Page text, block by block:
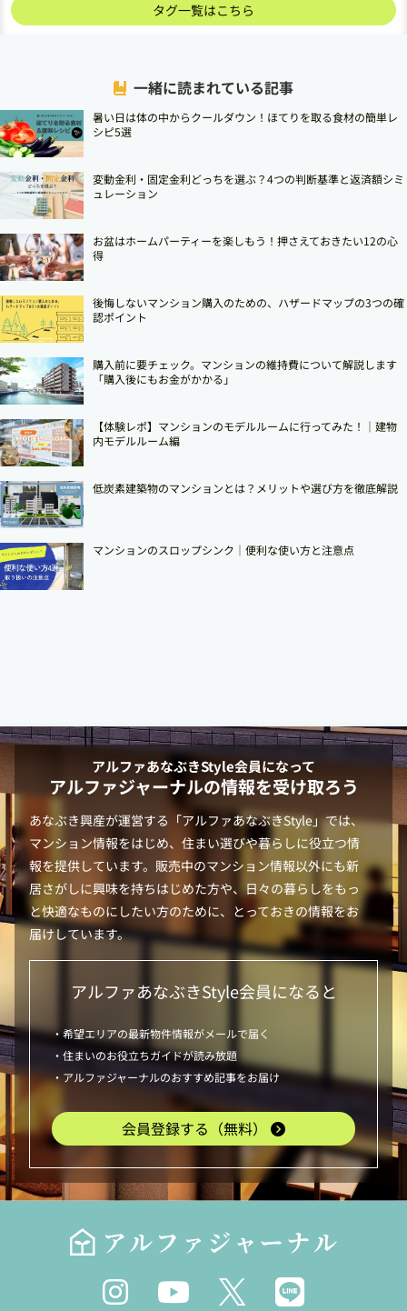
タグ一覧はこちら
一緒に読まれている記事
暑い日は体の中からクールダウン！ほてりを取る食材の簡単レ
シピ5選
変動金利・固定金利どっちを選ぶ？4つの判断基準と返済額シミ
ュレーション
お盆はホームパーティーを楽しもう！押さえておきたい12の心
得
後悔しないマンション購入のための、ハザードマップの3つの確
認ポイント
購入前に要チェック。マンションの維持費について解説します
「購入後にもお金がかかる」
【体験レポ】マンションのモデルルームに行ってみた！｜建物
内モデルルーム編
低炭素建築物のマンションとは？メリットや選び方を徹底解説
マンションのスロップシンク│便利な使い方と注意点
アルファあなぶきStyle会員になって
アルファジャーナルの情報を受け取ろう
あなぶき興産が運営する「アルファあなぶきStyle」では、
マンション情報をはじめ、住まい選びや暮らしに役立つ情
報を提供しています。販売中のマンション情報以外にも新
居さがしに興味を持ちはじめた方や、日々の暮らしをもっ
と快適なものにしたい方のために、とっておきの情報をお
届けしています。
アルファあなぶきStyle会員になると
・希望エリアの最新物件情報がメールで届く
・住まいのお役立ちガイドが読み放題
・アルファジャーナルのおすすめ記事をお届け
会員登録する（無料）